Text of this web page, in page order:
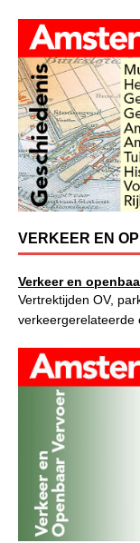
VERKEER EN
Verkeer en
Vertrektijden OV,
verkeergerelateerde